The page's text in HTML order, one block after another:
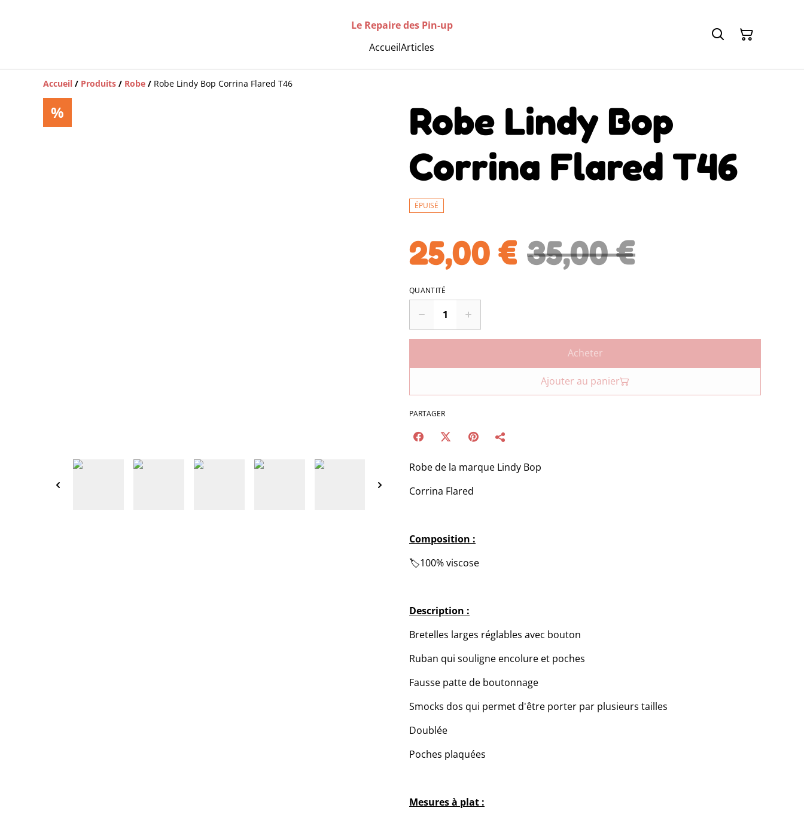
Le Repaire des Pin-up
AccueilArticles
Accueil / Produits / Robe / Robe Lindy Bop Corrina Flared T46
%
Robe Lindy Bop
Corrina Flared T46
ÉPUISÉ
25,00 € 35,00 €
QUANTITÉ
Acheter
Ajouter au panier
PARTAGER
Robe de la marque Lindy Bop
Corrina Flared
Composition :
🏷️100% viscose
Description :
Bretelles larges réglables avec bouton
Ruban qui souligne encolure et poches
Fausse patte de boutonnage
Smocks dos qui permet d'être porter par plusieurs tailles
Doublée
Poches plaquées
Mesures à plat :